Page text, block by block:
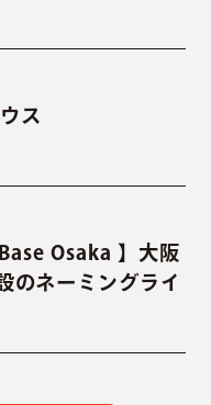
ス
Osaka 】大阪
のネーミングライ